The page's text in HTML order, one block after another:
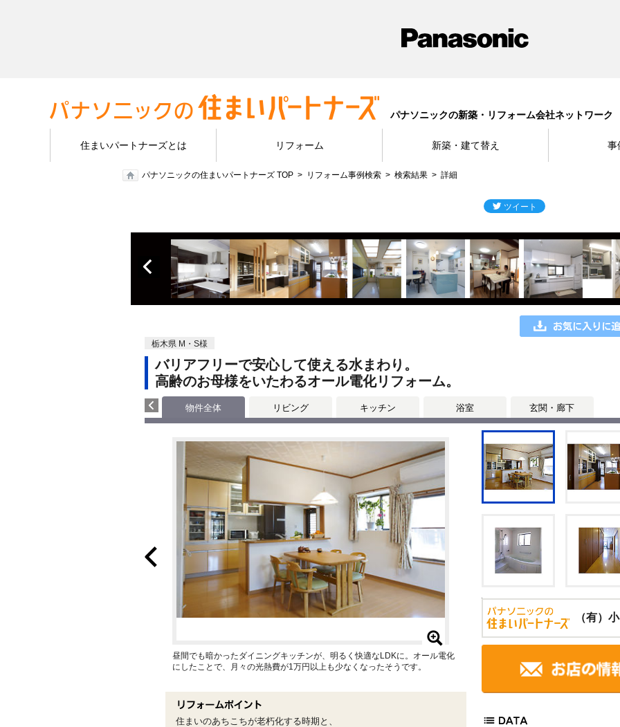
パナソニックの新築・リフォーム会社ネットワーク
住まいパートナーズとは リフォーム 新築・建て替え 事
パナソニックの住まいパートナーズ TOP リフォーム事例検索 検索結果 詳細
栃木県 M・S様
バリアフリーで安心して使える水まわり。
高齢のお母様をいたわるオール電化リフォーム。
物件全体 リビング キッチン 浴室 玄関・廊下
（有）
昼間でも暗かったダイニングキッチンが、明るく快適なLDKに。オール電化
にしたことで、月々の光熱費が1万円以上も少なくなったそうです。
住まいのあちこちが老朽化する時期と、